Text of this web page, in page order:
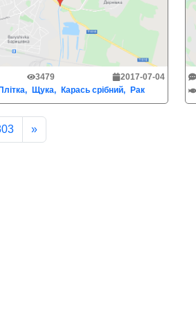
3479
2017-07-04
Плітка Щука Карась срібний Рак
»